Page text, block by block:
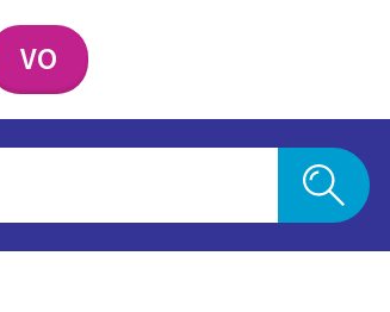
VO